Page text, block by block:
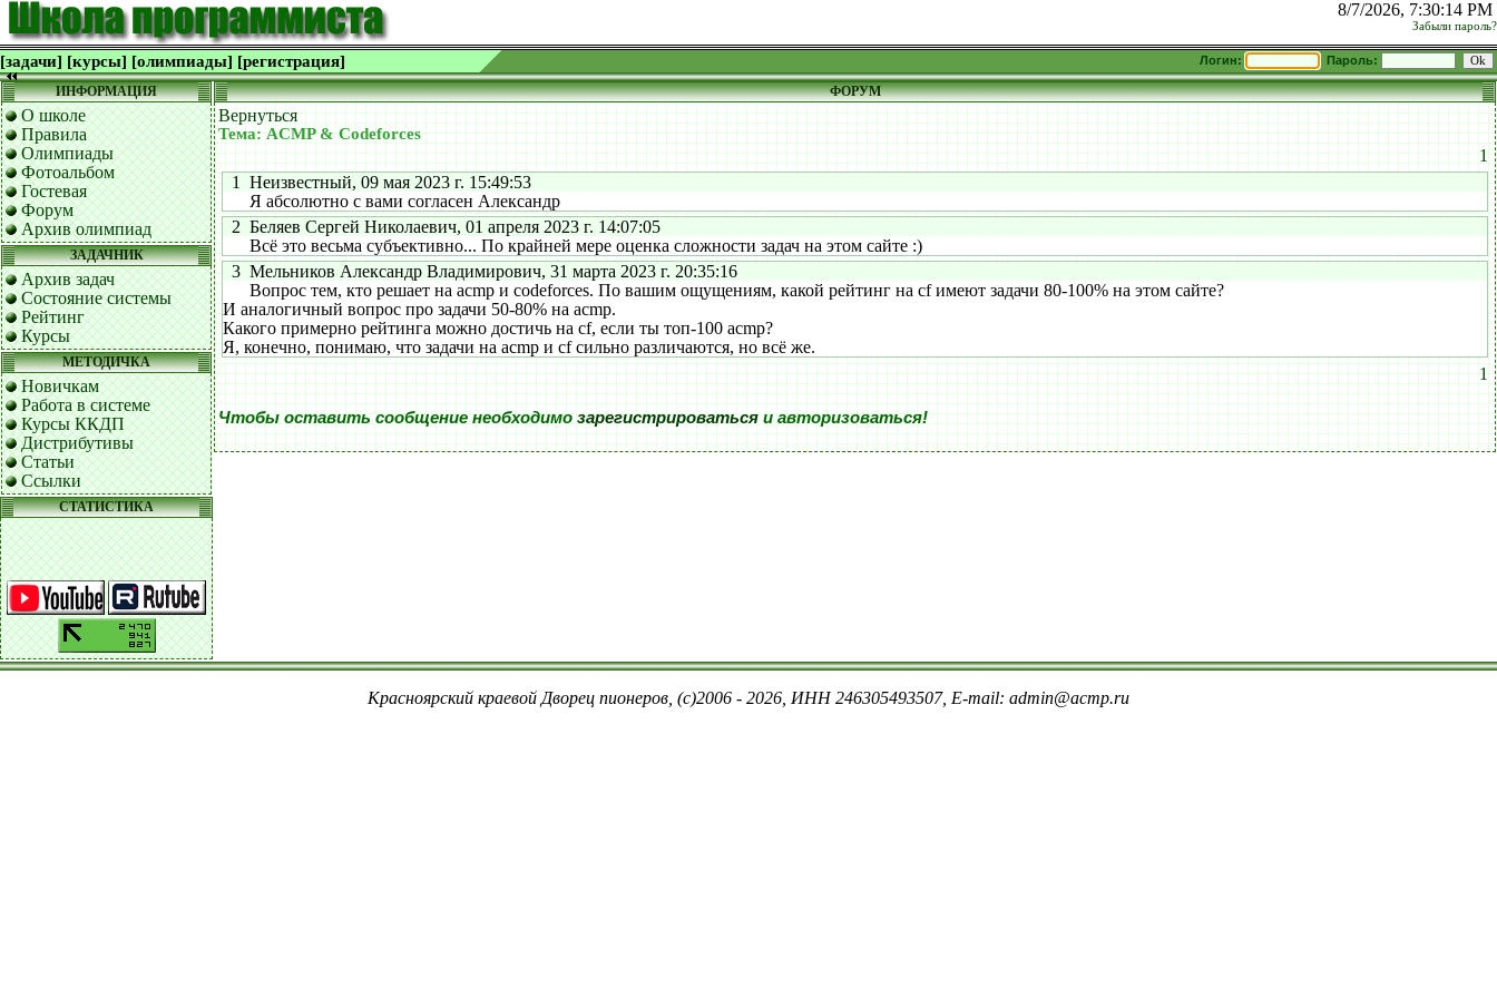
8/7/2026, 7:30:14 PM
Забыли пароль?
[задачи] [курсы] [олимпиады] [регистрация] Логин: Пароль:
ИНФОРМАЦИЯ
О школе
Правила
Олимпиады
Фотоальбом
Гостевая
Форум
Архив олимпиад
ЗАДАЧНИК
Архив задач
Состояние системы
Рейтинг
Курсы
МЕТОДИЧКА
Новичкам
Работа в системе
Курсы ККДП
Дистрибутивы
Статьи
Ссылки
СТАТИСТИКА
ФОРУМ
Вернуться
Тема: ACMP & Codeforces
1
1 Неизвестный, 09 мая 2023 г. 15:49:53
Я абсолютно с вами согласен Александр
2 Беляев Сергей Николаевич, 01 апреля 2023 г. 14:07:05
Всё это весьма субъективно... По крайней мере оценка сложности задач на этом сайте :)
3 Мельников Александр Владимирович, 31 марта 2023 г. 20:35:16
Вопрос тем, кто решает на acmp и codeforces. По вашим ощущениям, какой рейтинг на cf имеют задачи 80-100% на этом сайте?
И аналогичный вопрос про задачи 50-80% на acmp.
Какого примерно рейтинга можно достичь на cf, если ты топ-100 acmp?
Я, конечно, понимаю, что задачи на acmp и cf сильно различаются, но всё же.
1
Чтобы оставить сообщение необходимозарегистрироватьсяи авторизоваться!
Красноярский краевой Дворец пионеров, (c)2006 - 2026, ИНН 246305493507, E-mail: admin@acmp.ru